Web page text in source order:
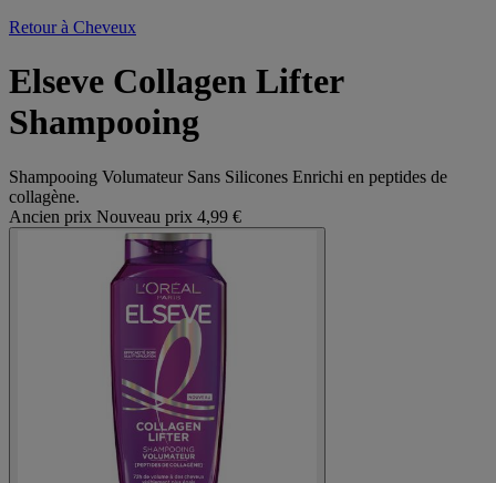
Retour à Cheveux
Elseve Collagen Lifter
Shampooing
Shampooing Volumateur Sans Silicones Enrichi en peptides de
collagène.
Ancien prix Nouveau prix 4,99 €